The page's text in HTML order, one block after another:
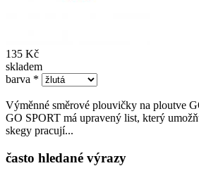
135 Kč
skladem
barva *
Výměnné směrové plouvičky na ploutve
GO SPORT má upravený list, který
skegy pracují...
často hledané výrazy